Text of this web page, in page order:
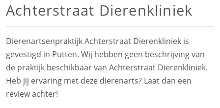
Achterstraat Dierenkliniek
Dierenartsenpraktijk Achterstraat Dierenkliniek is
gevestigd in Putten. Wij hebben geen beschrijving van
de praktijk beschikbaar van Achterstraat Dierenkliniek.
Heb jij ervaring met deze dierenarts? Laat dan een
review achter!